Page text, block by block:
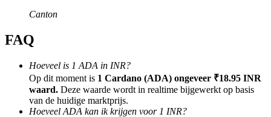
Nodig een vriend uit om contante beloningen te ontvangen
BTC Welcome Rewards
Canton
FAQ
Hoeveel is 1 ADA in INR?
Op dit moment is 1 Cardano (ADA) ongeveer ₹18.95 INR
waard. Deze waarde wordt in realtime bijgewerkt op basis
van de huidige marktprijs.
Hoeveel ADA kan ik krijgen voor 1 INR?